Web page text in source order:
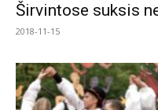
Širvintose suksis
2018-11-15